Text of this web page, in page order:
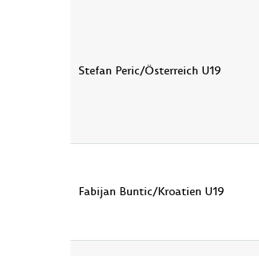
Stefan Peric/Österreich U19
Fabijan Buntic/Kroatien U19